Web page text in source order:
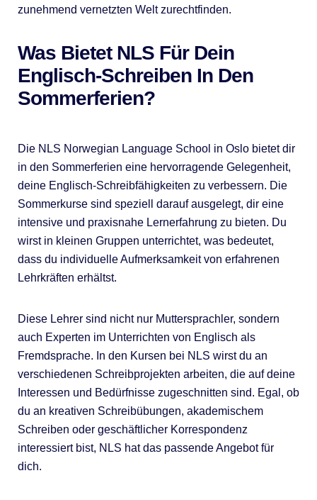
zunehmend vernetzten Welt zurechtfinden.
Was Bietet NLS Für Dein
Englisch-Schreiben In Den
Sommerferien?
Die NLS Norwegian Language School in Oslo bietet dir
in den Sommerferien eine hervorragende Gelegenheit,
deine Englisch-Schreibfähigkeiten zu verbessern. Die
Sommerkurse sind speziell darauf ausgelegt, dir eine
intensive und praxisnahe Lernerfahrung zu bieten. Du
wirst in kleinen Gruppen unterrichtet, was bedeutet,
dass du individuelle Aufmerksamkeit von erfahrenen
Lehrkräften erhältst.
Diese Lehrer sind nicht nur Muttersprachler, sondern
auch Experten im Unterrichten von Englisch als
Fremdsprache. In den Kursen bei NLS wirst du an
verschiedenen Schreibprojekten arbeiten, die auf deine
Interessen und Bedürfnisse zugeschnitten sind. Egal, ob
du an kreativen Schreibübungen, akademischem
Schreiben oder geschäftlicher Korrespondenz
interessiert bist, NLS hat das passende Angebot für
dich.